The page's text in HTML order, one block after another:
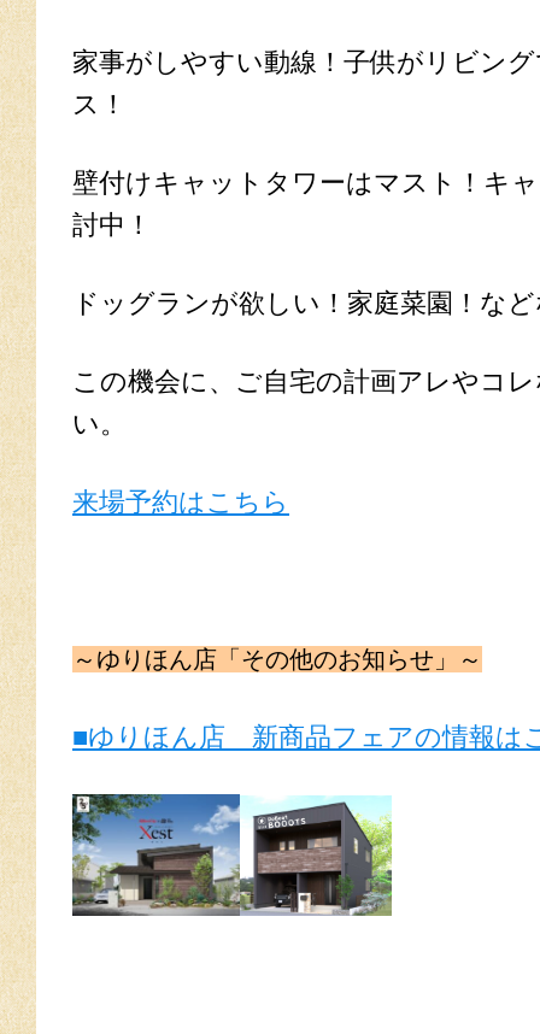
家事がしやすい動線！子供がリビン
ス！
壁付けキャットタワーはマスト！キ
討中！
ドッグランが欲しい！家庭菜園！な
この機会に、ご自宅の計画アレやコ
い。
来場予約はこちら
～ゆりほん店「その他のお知らせ」～
■ゆりほん店 新商品フェアの情報は